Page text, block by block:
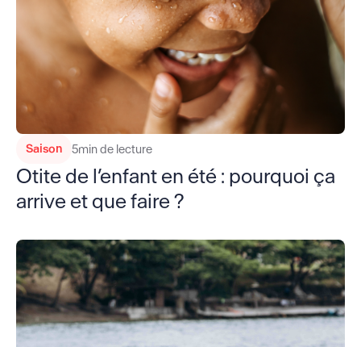
Saison 5min de lecture
Otite de l’enfant en été : pourquoi ça
arrive et que faire ?